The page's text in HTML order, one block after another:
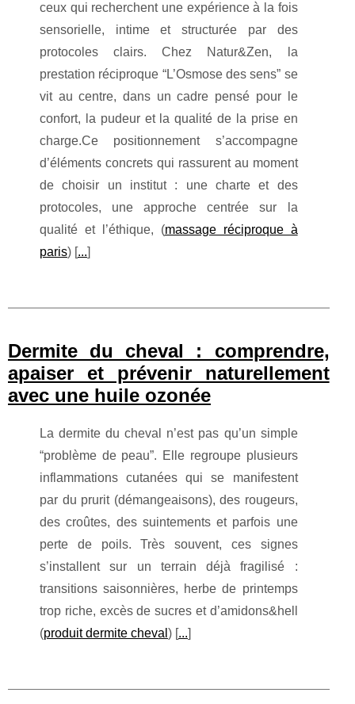
ceux qui recherchent une expérience à la fois
sensorielle, intime et structurée par des
protocoles clairs. Chez Natur&Zen, la
prestation réciproque “L’Osmose des sens” se
vit au centre, dans un cadre pensé pour le
confort, la pudeur et la qualité de la prise en
charge.Ce positionnement s’accompagne
d’éléments concrets qui rassurent au moment
de choisir un institut : une charte et des
protocoles, une approche centrée sur la
qualité et l’éthique, (massage réciproque à
paris) [ ...
Dermite du cheval : comprendre,
apaiser et prévenir naturellement
avec une huile ozonée
La dermite du cheval n’est pas qu’un simple
“problème de peau”. Elle regroupe plusieurs
inflammations cutanées qui se manifestent
par du prurit (démangeaisons), des rougeurs,
des croûtes, des suintements et parfois une
perte de poils. Très souvent, ces signes
s’installent sur un terrain déjà fragilisé :
transitions saisonnières, herbe de printemps
trop riche, excès de sucres et d’amidons&hell
(produit dermite cheval ) [...]